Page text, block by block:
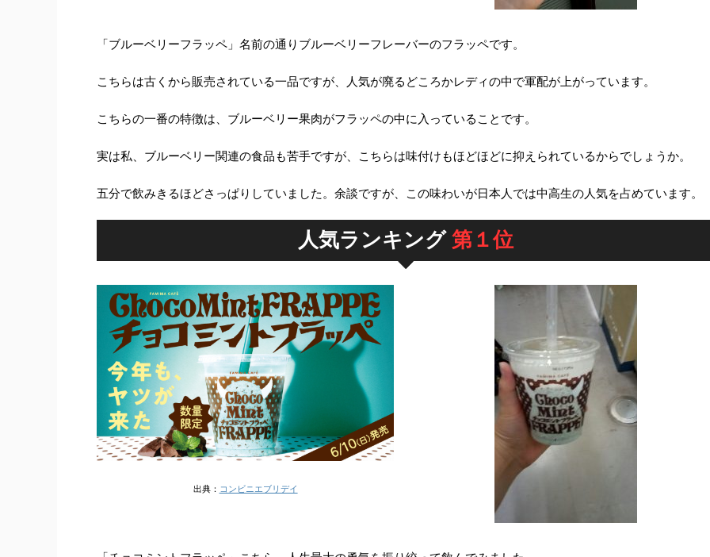
「ブルーベリーフラッペ」名前の通りブルーベリーフレーバーのフラッペです。
こちらは古くから販売されている一品ですが、人気が廃るどころかレディの中で軍配が上がっています。
こちらの一番の特徴は、ブルーベリー果肉がフラッペの中に入っていることです。
実は私、ブルーベリー関連の食品も苦手ですが、こちらは味付けもほどほどに抑えられているからでしょうか。
五分で飲みきるほどさっぱりしていました。余談ですが、この味わいが日本人では中高生の人気を占めています。
人気ランキング 第１位
出典： コンビニエブリデイ